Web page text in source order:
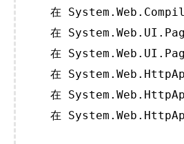
在
在
在
在
在
在